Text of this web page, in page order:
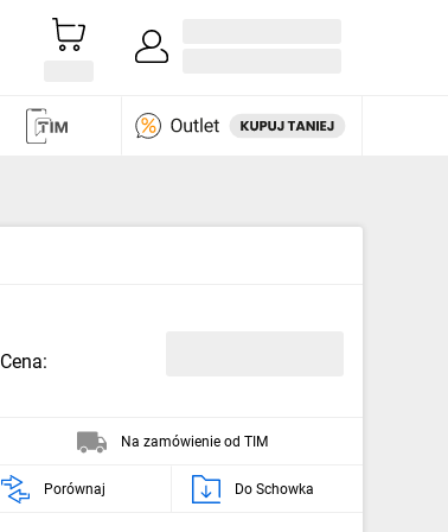
Cena:
Na zamówienie od TIM
Porównaj Do Schowka